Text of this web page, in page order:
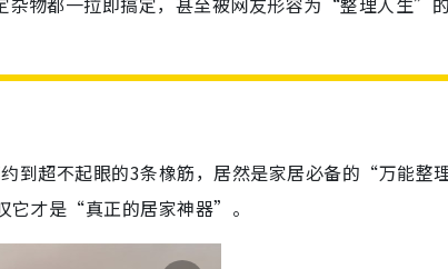
到超不起眼的3条橡筋，居然是家居必备的“万能整
才是“真正的居家神器”。